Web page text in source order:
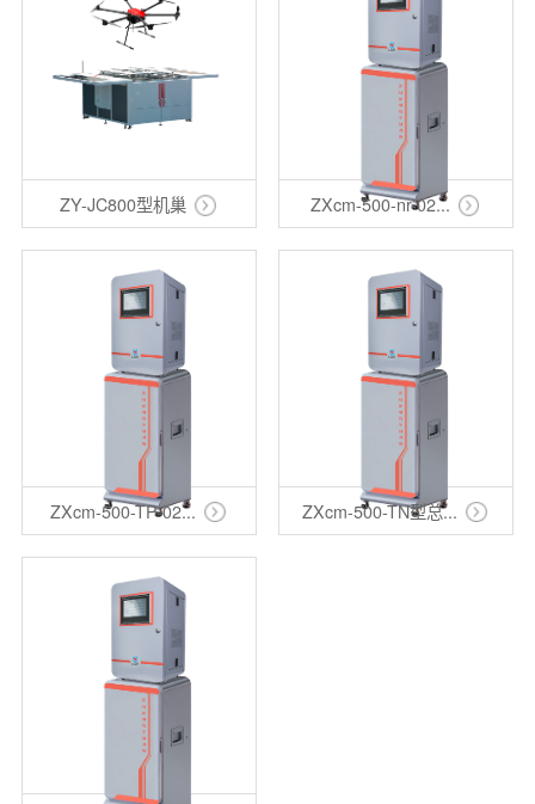
ZY-JC800型机巢 ZXcm-500-nr-02...
ZXcm-500-TP-02... ZXcm-500-TN型总...